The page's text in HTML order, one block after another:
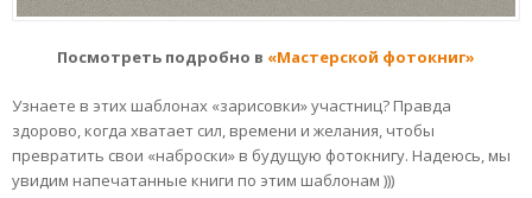
Посмотреть подробно в «Мастерской фотокниг»
Узнаете в этих шаблонах «зарисовки» участниц? Правда
здорово, когда хватает сил, времени и желания, чтобы
превратить свои «наброски» в будущую фотокнигу. Надеюсь, мы
увидим напечатанные книги по этим шаблонам )))